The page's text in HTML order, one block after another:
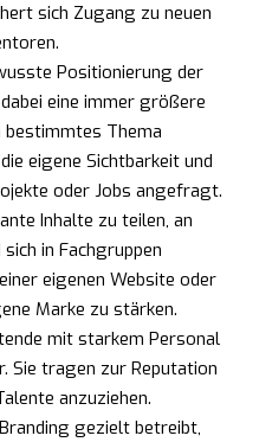
sich Zugang zu neuen
Positionierung der
eine immer größere
bestimmtes Thema
eigene Sichtbarkeit und
oder Jobs angefragt.
Inhalte zu teilen, an
in Fachgruppen
eigenen Website oder
Marke zu stärken.
mit starkem Personal
Sie tragen zur Reputation
anzuziehen.
gezielt betreibt,